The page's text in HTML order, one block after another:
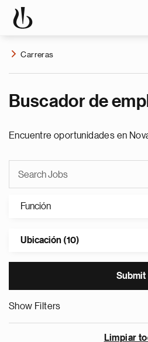
Carreras
Buscador de
Encuentre oportunidades en
Función
Ubicación (10)
Show Filters
Limpiar